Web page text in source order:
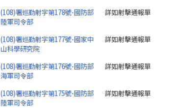
(108)署巡勤射字第178號-國防部
陸軍司令部
詳如射擊通報單
(108)署巡勤射字第177號-國家中
山科學研究院
詳如射擊通報單
(108)署巡勤射字第176號-國防部
海軍司令部
詳如射擊通報單
(108)署巡勤射字第175號-國防部
陸軍司令部
詳如射擊通報單